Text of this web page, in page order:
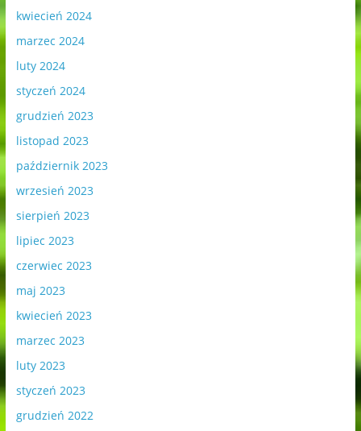
kwiecień 2024
marzec 2024
luty 2024
styczeń 2024
grudzień 2023
listopad 2023
październik 2023
wrzesień 2023
sierpień 2023
lipiec 2023
czerwiec 2023
maj 2023
kwiecień 2023
marzec 2023
luty 2023
styczeń 2023
grudzień 2022